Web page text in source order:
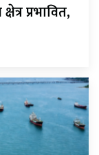
प्रभावित,